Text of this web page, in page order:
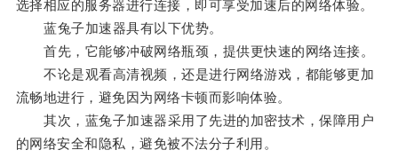
选择相应的服务器进行连接，即可享受加速后的网络体验。
蓝兔子加速器具有以下优势。
首先，它能够冲破网络瓶颈，提供更快速的网络连接。
不论是观看高清视频，还是进行网络游戏，都能够更加
流畅地进行，避免因为网络卡顿而影响体验。
其次，蓝兔子加速器采用了先进的加密技术，保障用户
的网络安全和隐私，避免被不法分子利用。